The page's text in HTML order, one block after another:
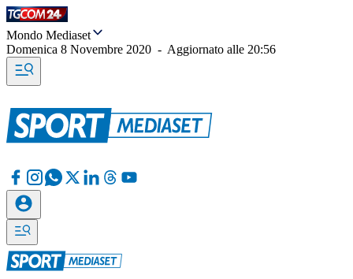
Mondo Mediaset
Domenica 8 Novembre 2020 - Aggiornato alle 20:56